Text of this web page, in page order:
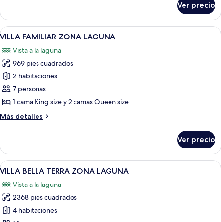
PISCINA
CON
1
CAMA
KING
SIZE
ZONA
FRENTE
A
CON
CAMA
KING
SIZE
Ver precio
Abrir
todas
las
fotos
de
VILLA
FAMILIAR
LAGUNA
Un resort con piscina, terraza
7
VILLA FAMILIAR ZONA LAGUNA
Vista a la laguna
969 pies cuadrados
2 habitaciones
7 personas
1 cama King size y 2 camas Queen size
Más detalles
Más
FAMILIAR
ZONA
LAGUNA
Ver precio
Abrir
todas
las
fotos
de
Una casa de dos pisos con techo
11
VILLA BELLA TERRA ZONA LAGUNA
Vista a la laguna
2368 pies cuadrados
4 habitaciones